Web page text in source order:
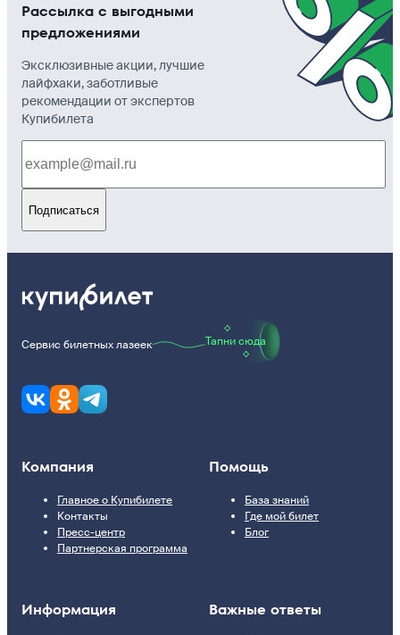
Рассылка с выгодными
предложениями
Эксклюзивные акции, лучшие
лайфхаки, заботливые
рекомендации от экспертов
Купибилета
Подписаться
Сервис билетных лазеек Тапни сюда
Компания
Главное о Купибилете
Контакты
Пресс-центр
Партнерская программа
Помощь
База знаний
Где мой билет
Блог
Информация Важные ответы